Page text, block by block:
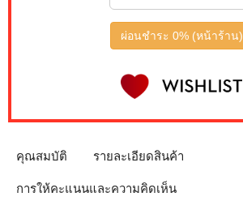
ผ่อนชำระ 0% (หน้าร้าน)
คุณสมบัติ รายละเอียดสินค้า
การให้คะแนนและความคิดเห็น